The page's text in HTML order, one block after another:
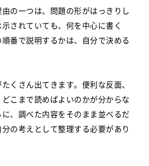
の一つは、問題の形がはっきりし
されていても、何を中心に書く
番で説明するかは、自分で決める
くさん出てきます。便利な反面、
こまで読めばよいのかが分からな
、調べた内容をそのまま並べるだ
の考えとして整理する必要があり